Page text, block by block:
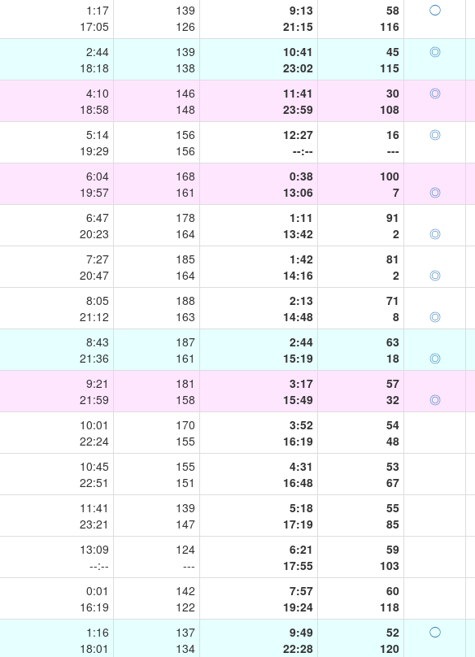
1:17
17:05
139
126
9:13
21:15
58
116
◯
2:44
18:18
139
138
10:41
23:02
45
115
◎
4:10
18:58
146
148
11:41
23:59
30
108
◎
5:14
19:29
156
156
12:27
--:--
16
---
◎
6:04
19:57
168
161
0:38
13:06
100
7
◎
6:47
20:23
178
164
1:11
13:42
91
2
◎
7:27
20:47
185
164
1:42
14:16
81
2
◎
8:05
21:12
188
163
2:13
14:48
71
8
◎
8:43
21:36
187
161
2:44
15:19
63
18
◎
9:21
21:59
181
158
3:17
15:49
57
32
◎
10:01
22:24
170
155
3:52
16:19
54
48
10:45
22:51
155
151
4:31
16:48
53
67
11:41
23:21
139
147
5:18
17:19
55
85
13:09
--:--
124
---
6:21
17:55
59
103
0:01
16:19
142
122
7:57
19:24
60
118
1:16
18:01
137
134
9:49
22:28
52
120
◯